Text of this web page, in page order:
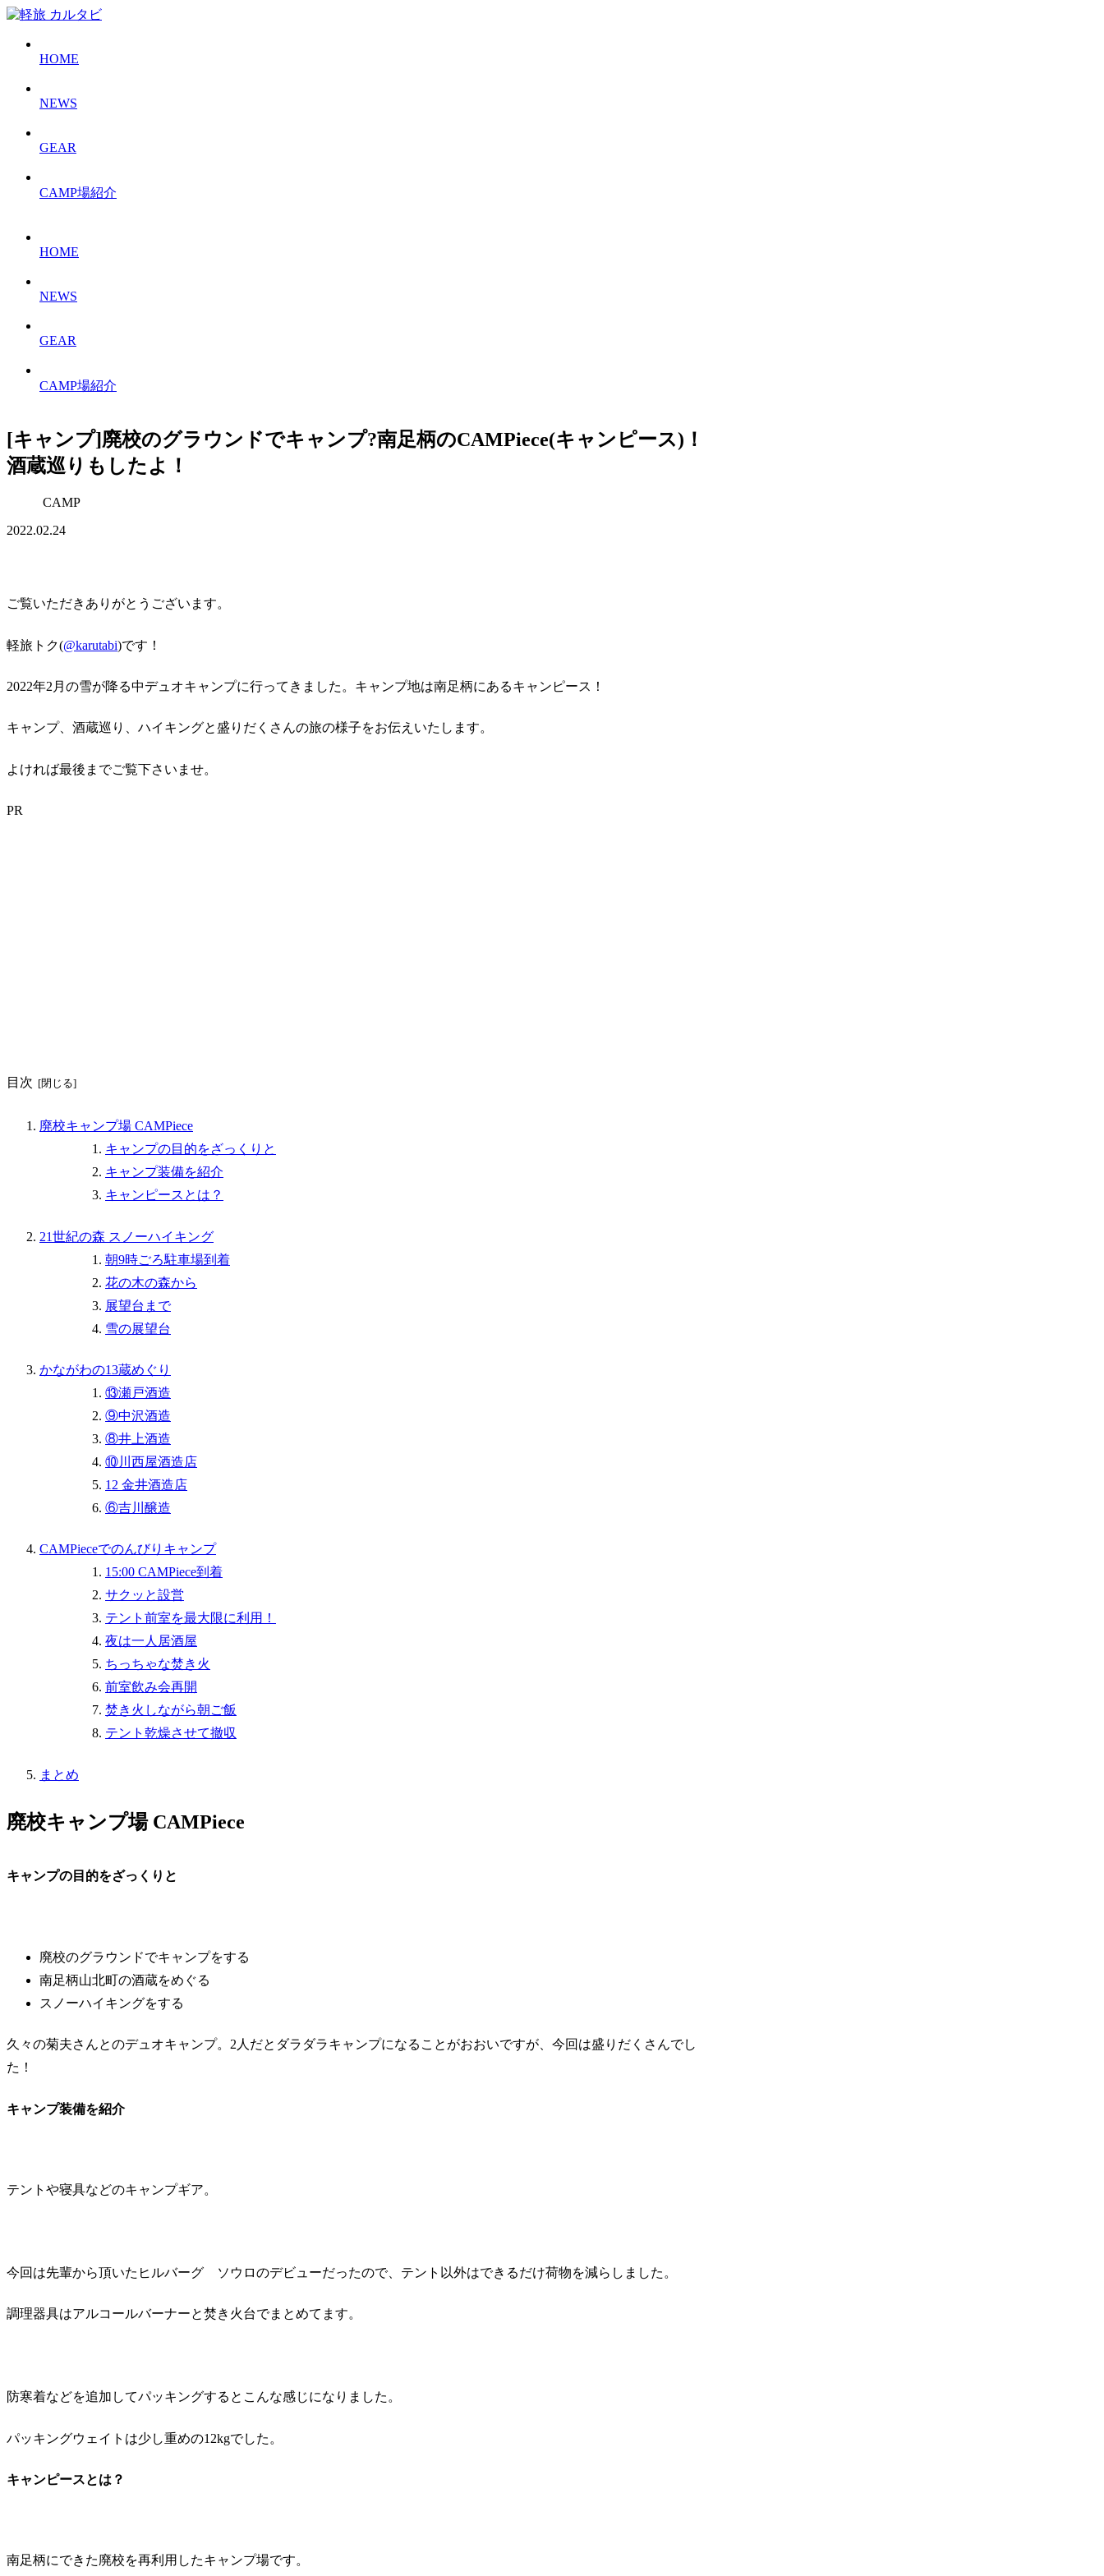
HOME
NEWS
GEAR
CAMP場紹介
HOME
NEWS
GEAR
CAMP場紹介
[キャンプ]廃校のグラウンドでキャンプ?南足柄のCAMPiece(キャンピース)！
酒蔵巡りもしたよ！
CAMP
2022.02.24
ご覧いただきありがとうございます。
軽旅トク(@karutabi)です！
2022年2月の雪が降る中デュオキャンプに行ってきました。キャンプ地は南足柄にあるキャンピース！
キャンプ、酒蔵巡り、ハイキングと盛りだくさんの旅の様子をお伝えいたします。
よければ最後までご覧下さいませ。
PR
目次
廃校キャンプ場 CAMPiece
キャンプの目的をざっくりと
キャンプ装備を紹介
キャンピースとは？
21世紀の森 スノーハイキング
朝9時ごろ駐車場到着
花の木の森から
展望台まで
雪の展望台
かながわの13蔵めぐり
⑬瀬戸酒造
⑨中沢酒造
⑧井上酒造
⑩川西屋酒造店
12 金井酒造店
⑥吉川醸造
CAMPieceでのんびりキャンプ
15:00 CAMPiece到着
サクッと設営
テント前室を最大限に利用！
夜は一人居酒屋
ちっちゃな焚き火
前室飲み会再開
焚き火しながら朝ご飯
テント乾燥させて撤収
まとめ
廃校キャンプ場 CAMPiece
キャンプの目的をざっくりと
廃校のグラウンドでキャンプをする
南足柄山北町の酒蔵をめぐる
スノーハイキングをする
久々の菊夫さんとのデュオキャンプ。2人だとダラダラキャンプになることがおおいですが、今回は盛りだくさんでし
た！
キャンプ装備を紹介
テントや寝具などのキャンプギア。
今回は先輩から頂いたヒルバーグ ソウロのデビューだったので、テント以外はできるだけ荷物を減らしました。
調理器具はアルコールバーナーと焚き火台でまとめてます。
防寒着などを追加してパッキングするとこんな感じになりました。
パッキングウェイトは少し重めの12kgでした。
キャンピースとは？
南足柄にできた廃校を再利用したキャンプ場です。